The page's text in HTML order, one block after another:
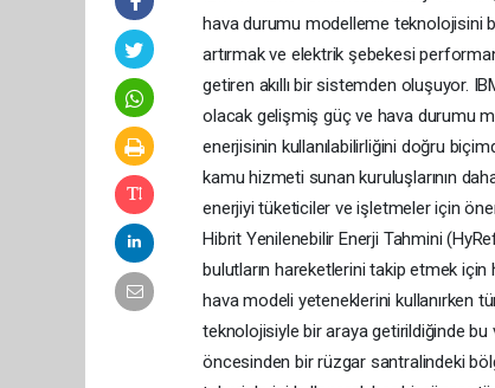
hava durumu modelleme teknolojisini
artırmak ve elektrik şebekesi
getiren akıllı bir sistemden oluşuyor.
olacak gelişmiş güç ve hava durumu
enerjisinin kullanılabilirliğini doğru
kamu hizmeti sunan kuruluşlarının
enerjiyi tüketiciler ve işletmeler için
Hibrit Yenilenebilir Enerji Tahmini
bulutların hareketlerini takip etmek
hava modeli yeteneklerini kullanırken
teknolojisiyle bir araya getirildiğinde bu
öncesinden bir rüzgar santralindeki